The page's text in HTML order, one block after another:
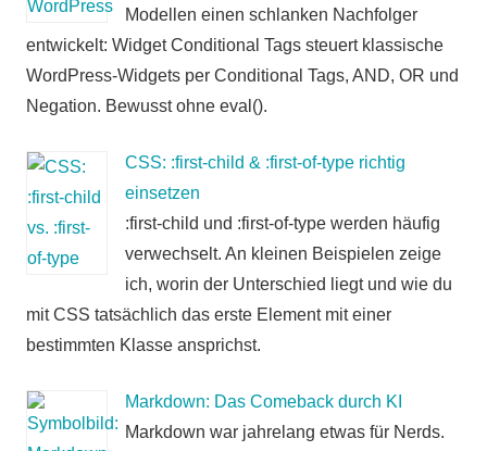
Modellen einen schlanken Nachfolger
entwickelt: Widget Conditional Tags steuert klassische
WordPress-Widgets per Conditional Tags, AND, OR und
Negation. Bewusst ohne eval().
CSS: :first-child & :first-of-type richtig
einsetzen
:first-child und :first-of-type werden häufig
verwechselt. An kleinen Beispielen zeige
ich, worin der Unterschied liegt und wie du
mit CSS tatsächlich das erste Element mit einer
bestimmten Klasse ansprichst.
Markdown: Das Comeback durch KI
Markdown war jahrelang etwas für Nerds.